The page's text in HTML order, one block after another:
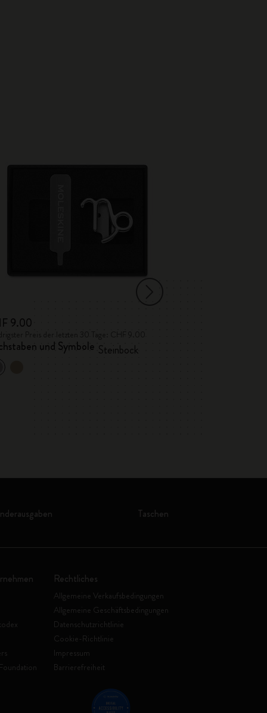
9.00
und Symbole Steinbock
Taschen
Rechtliches
Allgemeine Verkaufsbedingungen
Allgemeine Geschäftsbedingungen
Datenschutzrichtlinie
Cookie-Richtlinie
Impressum
Barrierefreiheit